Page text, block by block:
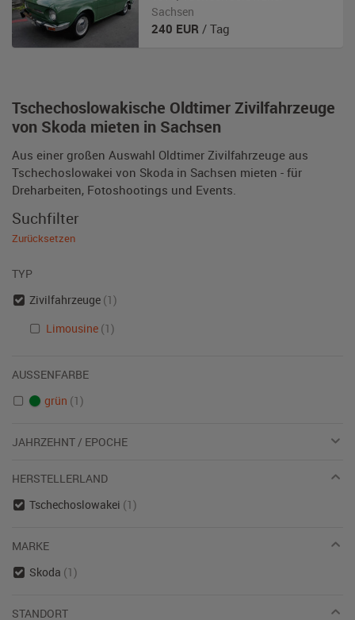
Tschechoslowakische Oldtimer Zivilfahrzeuge
von Skoda mieten in Sachsen
Aus einer großen Auswahl Oldtimer Zivilfahrzeuge aus
Tschechoslowakei von Skoda in Sachsen mieten - für
Dreharbeiten, Fotoshootings und Events.
Sachsen
240 EUR / Tag
Suchfilter
Zurücksetzen
TYP
Zivilfahrzeuge (1)
Limousine (1)
AUSSENFARBE
grün (1)
JAHRZEHNT / EPOCHE
HERSTELLERLAND
Tschechoslowakei (1)
MARKE
Skoda (1)
STANDORT